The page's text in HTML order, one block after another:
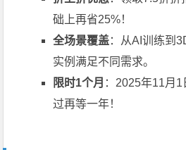
础上再省25%！
全场景覆盖：从AI训练到
实例满足不同需求。
限时1个月 ：2025年11月
过再等一年！